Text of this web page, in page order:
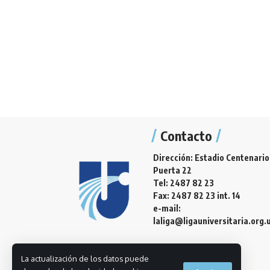
La actualización de los datos puede
Contacto
Dirección: Estadio Centenario
Puerta 22
Tel: 2487 82 23
Fax: 2487 82 23 int. 14
e-mail: